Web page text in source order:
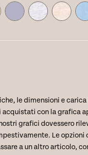
le dimensioni e
con la grafica
grafici dovessero
Le
a un altro articolo,